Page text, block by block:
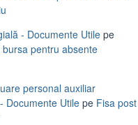
- Documente Utile pe
pentru absente
personal auxiliar
Documente Utilepe Fisa post